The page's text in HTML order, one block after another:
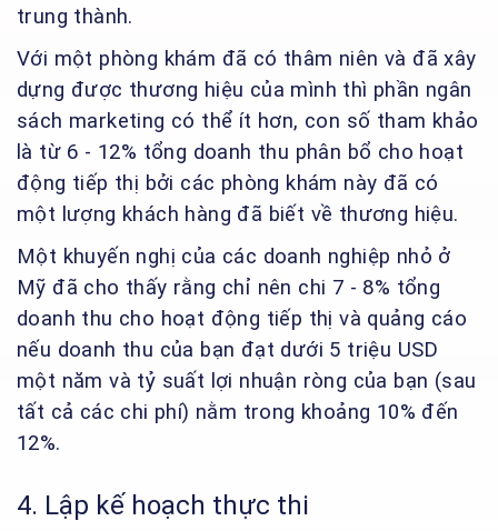
trung thành.
Với một phòng khám đã có thâm niên và đã xây
dựng được thương hiệu của mình thì phần ngân
sách marketing có thể ít hơn, con số tham khảo
là từ 6 - 12% tổng doanh thu phân bổ cho hoạt
động tiếp thị bởi các phòng khám này đã có
một lượng khách hàng đã biết về thương hiệu.
Một khuyến nghị của các doanh nghiệp nhỏ ở
Mỹ đã cho thấy rằng chỉ nên chi 7 - 8% tổng
doanh thu cho hoạt động tiếp thị và quảng cáo
nếu doanh thu của bạn đạt dưới 5 triệu USD
một năm và tỷ suất lợi nhuận ròng của bạn (sau
tất cả các chi phí) nằm trong khoảng 10% đến
12%.
4. Lập kế hoạch thực thi